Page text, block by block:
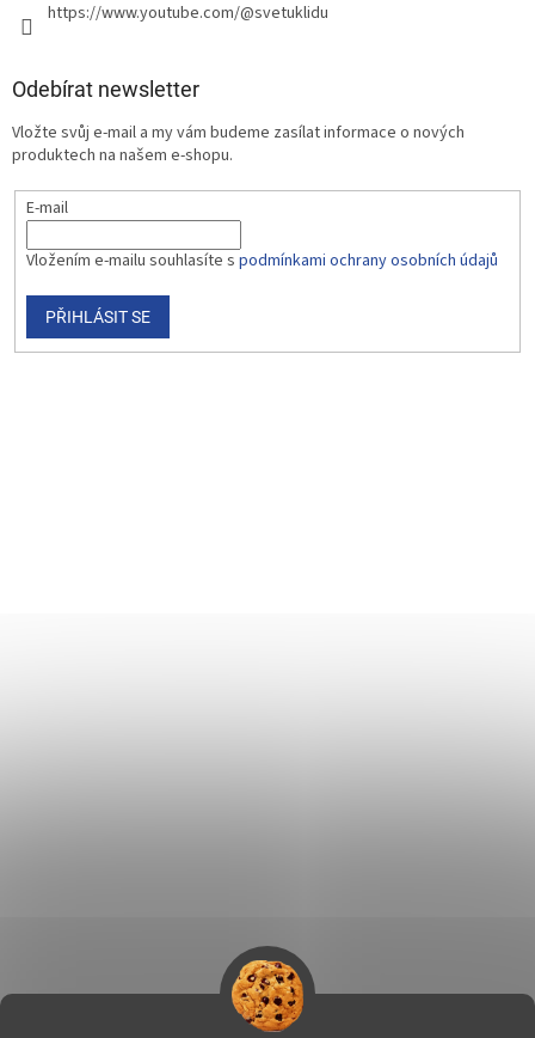
https://www.youtube.com/@svetuklidu
Odebírat newsletter
Vložte svůj e-mail a my vám budeme zasílat informace o nových
produktech na našem e-shopu.
E-mail
Vložením e-mailu souhlasíte s podmínkami ochrany osobních údajů
PŘIHLÁSIT SE